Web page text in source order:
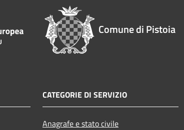
Comune di Pistoia
CATEGORIE DI SERVIZIO
Anagrafe e stato civile